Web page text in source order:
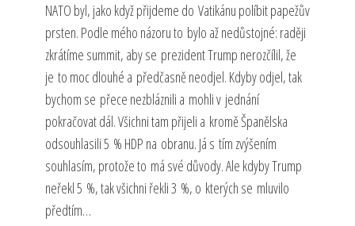
NATO byl, jako když přijdeme do Vatikánu políbit papežův
prsten. Podle mého názoru to bylo až nedůstojné: raději
zkrátíme summit, aby se prezident Trump nerozčílil, že
je to moc dlouhé a předčasně neodjel. Kdyby odjel, tak
bychom se přece nezbláznili a mohli v jednání
pokračovat dál. Všichni tam přijeli a kromě Španělska
odsouhlasili 5 % HDP na obranu. Já s tím zvýšením
souhlasím, protože to má své důvody. Ale kdyby Trump
neřekl 5 %, tak všichni řekli 3 %, o kterých se mluvilo
předtím…